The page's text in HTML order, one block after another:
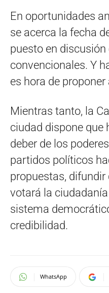
En oportunidades
se acerca la fecha
puesto en
convencionales. Y
es hora de
Mientras tanto, la
ciudad dispone que
deber de los
partidos políticos
propuestas, difundir
votará la
sistema
credibilidad.
WhatsApp